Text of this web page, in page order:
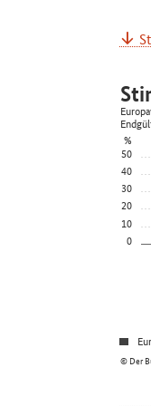
0
10
20
30
40
50
%
© Der